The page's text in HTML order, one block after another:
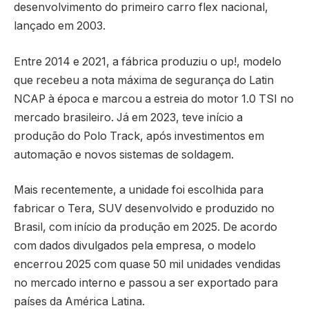
desenvolvimento do primeiro carro flex nacional,
lançado em 2003.
Entre 2014 e 2021, a fábrica produziu o up!, modelo
que recebeu a nota máxima de segurança do Latin
NCAP à época e marcou a estreia do motor 1.0 TSI no
mercado brasileiro. Já em 2023, teve início a
produção do Polo Track, após investimentos em
automação e novos sistemas de soldagem.
Mais recentemente, a unidade foi escolhida para
fabricar o Tera, SUV desenvolvido e produzido no
Brasil, com início da produção em 2025. De acordo
com dados divulgados pela empresa, o modelo
encerrou 2025 com quase 50 mil unidades vendidas
no mercado interno e passou a ser exportado para
países da América Latina.